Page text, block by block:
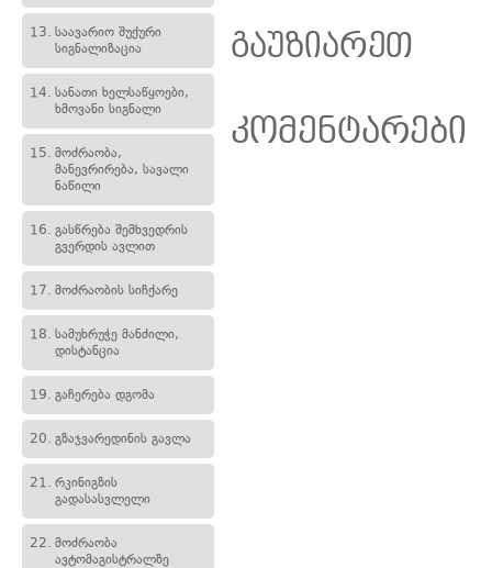
13. საავარიო შუქური
სიგნალიზაცია
14. სანათი ხელსაწყოები,
ხმოვანი სიგნალი
15. მოძრაობა,
მანევრირება, სავალი
ნაწილი
16. გასწრება შემხვედრის
გვერდის ავლით
17. მოძრაობის სიჩქარე
18. სამუხრუჭე მანძილი,
დისტანცია
19. გაჩერება დგომა
20. გზაჯვარედინის გავლა
21. რკინიგზის
გადასასვლელი
22. მოძრაობა
ავტომაგისტრალზე
გაუზიარეთ
კომენტარები